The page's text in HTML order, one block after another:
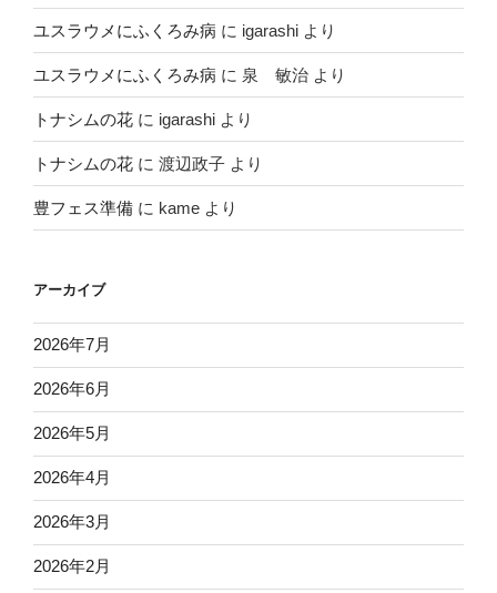
ユスラウメにふくろみ病 に igarashi より
ユスラウメにふくろみ病 に 泉 敏治 より
トナシムの花 に igarashi より
トナシムの花 に 渡辺政子 より
豊フェス準備 に kame より
アーカイブ
2026年7月
2026年6月
2026年5月
2026年4月
2026年3月
2026年2月